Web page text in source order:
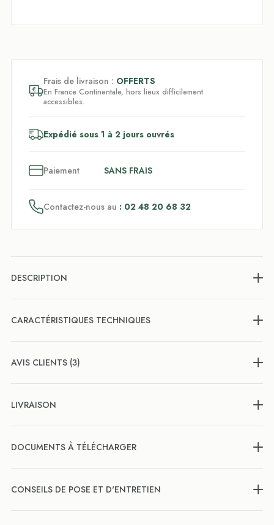
Frais de livraison : OFFERTS
En France Continentale, hors lieux difficilement
accessibles.
Expédié sous 1 à 2 jours ouvrés
Paiement SANS FRAIS
Contactez-nous au : 02 48 20 68 32
DESCRIPTION
CARACTÉRISTIQUES TECHNIQUES
AVIS CLIENTS (3)
LIVRAISON
DOCUMENTS À TÉLÉCHARGER
CONSEILS DE POSE ET D'ENTRETIEN